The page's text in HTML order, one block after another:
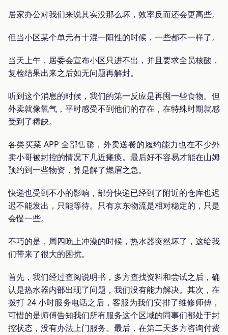
居家办公对我们来说其实没那么坏，效率反而还会更高些。
但当小区某个单元有十混一阳性的时候，一些都不一样了。
当天上午，居委会宣布小区只进不出，并且要求全员核酸，
复检结果出来之后如无问题再解封。
听到这个消息的时候，我们的第一反应是再囤一些食物。但
外卖就像氧气，平时感受不到他们的存在，在特殊时期就感
受到了稀缺。
各类买菜 APP 全部售罄，外卖送餐的履约能力也在不少外
卖小哥被封控的情况下几近瘫痪。最后好不容易才能在山姆
预约到一些物资，算是解了燃眉之急。
快递也受到不小的影响，部分快递已经到了附近的仓库也迟
迟不能发出，只能等待。只有京东物流是相对稳定的，只是
会慢一些。
不巧的是，周四晚上冲澡的时候，热水器突然坏了，这给我
们带来了很大的困扰。
首先，我们经过查阅说明书，多方查找资料和尝试之后，确
认是热水器内部出现了问题，我们没有能力解决。其次，在
拨打 24 小时服务电话之后，客服为我们安排了维修师傅，
可惜的是师傅告知我们所有服务这个区域的同事们都处于封
控状态，没有办法上门服务。最后，在第二天多方咨询付费